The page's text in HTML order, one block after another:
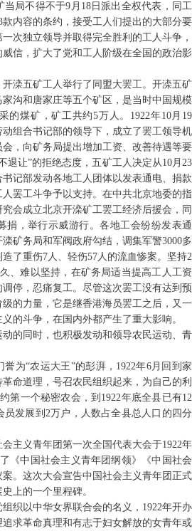
局不得不于9月18日派出全权代表，同工
内容的条约，接受工人们提出的大部分要
次独立领导并取得完全胜利的工人斗争，
信，扩大了党和工人阶级在全国的政治影
滦五矿工人举行了同盟大罢工。开滦五矿
沟和唐家庄等五个矿区，是当时中国规模
的煤矿，矿工共约5万人。1922年10月19
组合书记部的领导下，成立了罢工领导机
，向矿务局提出增加工资、改善待遇等要
退让”的拒绝态度，五矿工人决定从10月23
记部发动各地工人团体以发表通电、捐款
罢工斗争予以支持。在中共北京地委的指
会成立北京开滦矿工罢工经济后援会，同
捐，举行示威游行。各地工会纷纷发表通
矿务局和军阀政府勾结，调集军警3000多
了重伤7人、轻伤57人的流血惨案。坚持2
、难以坚持，在矿务局适当提高工人工资
停，忍痛复工。尽管这次罢工没有达到预
的力量，它是继香港海员罢工之后，又一
的斗争，在国内外都产生了重大影响。
的同时，也积极发动和领导农民运动、青
为“农运大王”的彭湃，1922年6月回到家
命道理，号召农民组织起来，为自己的利
第一个秘密农会，到1922年底全县已有12
员发展到2万户，人数占全县总人口的四分
主义青年团第一次全国代表大会于1922年
《中国社会主义青年团纲领》《中国社会
。这次大会宣告中国社会主义青年团正式
上的一个里程碑。
织以中华女界联合会的名义，1922年开办
求革命真理和有志于妇女解放的女青年或